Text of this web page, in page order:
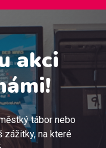
akci
tábor nebo
zážitky, na které